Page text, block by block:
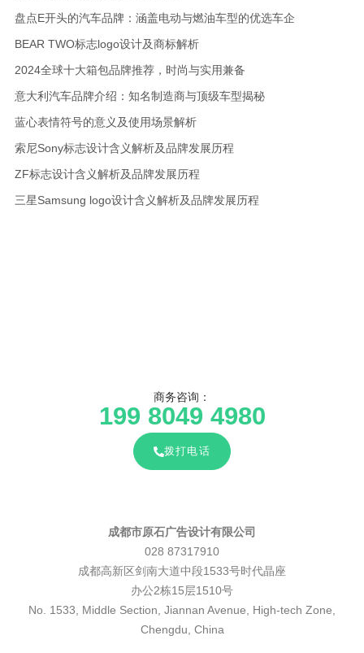
盘点E开头的汽车品牌：涵盖电动与燃油车型的优选车企
BEAR TWO标志logo设计及商标解析
2024全球十大箱包品牌推荐，时尚与实用兼备
意大利汽车品牌介绍：知名制造商与顶级车型揭秘
蓝心表情符号的意义及使用场景解析
索尼Sony标志设计含义解析及品牌发展历程
ZF标志设计含义解析及品牌发展历程
三星Samsung logo设计含义解析及品牌发展历程
商务咨询：
199 8049 4980
拨打电话
成都市原石广告设计有限公司
028 87317910
成都高新区剑南大道中段1533号时代晶座
办公2栋15层1510号
No. 1533, Middle Section, Jiannan Avenue, High-tech Zone,
Chengdu, China